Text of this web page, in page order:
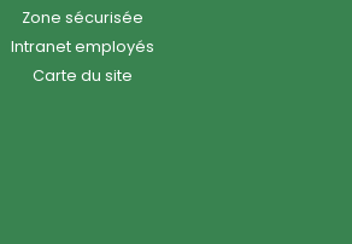
Zone sécurisée
Intranet employés
Carte du site